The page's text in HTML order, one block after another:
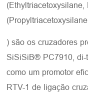
(Propyltriacetoxysilane,
) são os cruzadores
SiSiSiB® PC7910, di-
como um promotor
RTV-1 de ligação